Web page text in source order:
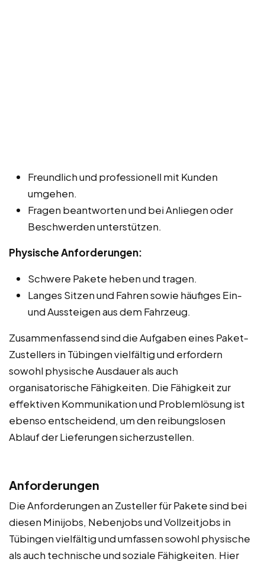
Freundlich und professionell mit Kunden
umgehen.
Fragen beantworten und bei Anliegen oder
Beschwerden unterstützen.
Physische Anforderungen:
Schwere Pakete heben und tragen.
Langes Sitzen und Fahren sowie häufiges Ein-
und Aussteigen aus dem Fahrzeug.
Zusammenfassend sind die Aufgaben eines Paket-
Zustellers in Tübingen vielfältig und erfordern
sowohl physische Ausdauer als auch
organisatorische Fähigkeiten. Die Fähigkeit zur
effektiven Kommunikation und Problemlösung ist
ebenso entscheidend, um den reibungslosen
Ablauf der Lieferungen sicherzustellen.
Anforderungen
Die Anforderungen an Zusteller für Pakete sind bei
diesen Minijobs, Nebenjobs und Vollzeitjobs in
Tübingen vielfältig und umfassen sowohl physische
als auch technische und soziale Fähigkeiten. Hier